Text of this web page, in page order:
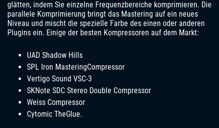
glätten, indem Sie einzelne Frequenzbereiche komprimieren. Die
parallele Komprimierung bringt das Mastering auf ein neues
Niveau und mischt die spezielle Farbe des einen oder anderen
Plugins ein. Einige der besten Kompressoren auf dem Markt:
UAD Shadow Hills
SPL Iron MasteringCompressor
Vertigo Sound VSC-3
SKNote SDC Stereo Double Compressor
Weiss Compressor
Cytomic TheGlue.